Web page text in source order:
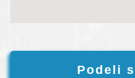
Podeli